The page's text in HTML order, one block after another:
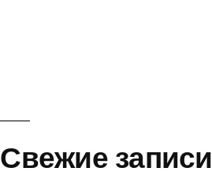
Свежие записи